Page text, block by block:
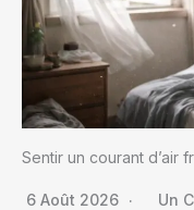
Sentir un courant d’air
6 Août 2026 Un